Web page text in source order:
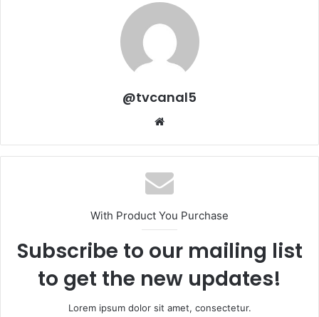
@tvcanal5
With Product You Purchase
Subscribe to our mailing list
to get the new updates!
Lorem ipsum dolor sit amet, consectetur.